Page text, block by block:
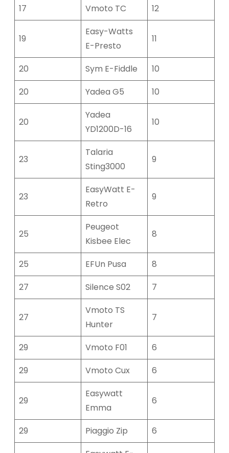
17
Vmoto TC 12
19
Easy-Watts
E-Presto
11
20 Sym E-Fiddle
10
20
Yadea G5 10
20
Yadea
YD1200D-16
10
23
Talaria
Sting3000
9
23
EasyWatt E-
Retro
9
25
Peugeot
Kisbee Elec
8
25 EFUn Pusa
8
27
Silence S02 7
27
Vmoto TS
Hunter
7
29 Vmoto F01
6
29
Vmoto Cux 6
29
Easywatt
Emma
6
29 Piaggio Zip 6